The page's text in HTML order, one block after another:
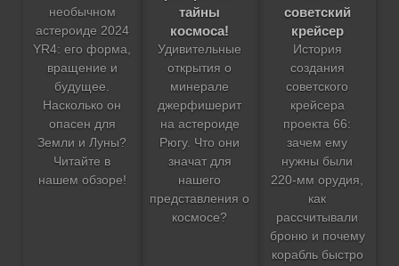
необычном
астероиде 2024
YR4: его форма,
вращение и
будущее.
Насколько он
опасен для
Земли и Луны?
Читайте в
нашем обзоре!
тайны
космоса!
Удивительные
открытия о
минерале
джерфишерит
на астероиде
Рюгу. Что они
значат для
нашего
представления о
космосе?
советский
крейсер
История
создания
советского
крейсера
проекта 66:
зачем ему
нужны были
220-мм орудия,
как
рассчитывали
броню и почему
корабль быстро